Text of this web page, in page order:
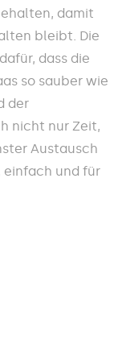
damit
bleibt. Die
dass die
so sauber wie
der
nicht nur Zeit,
Austausch
einfach und für